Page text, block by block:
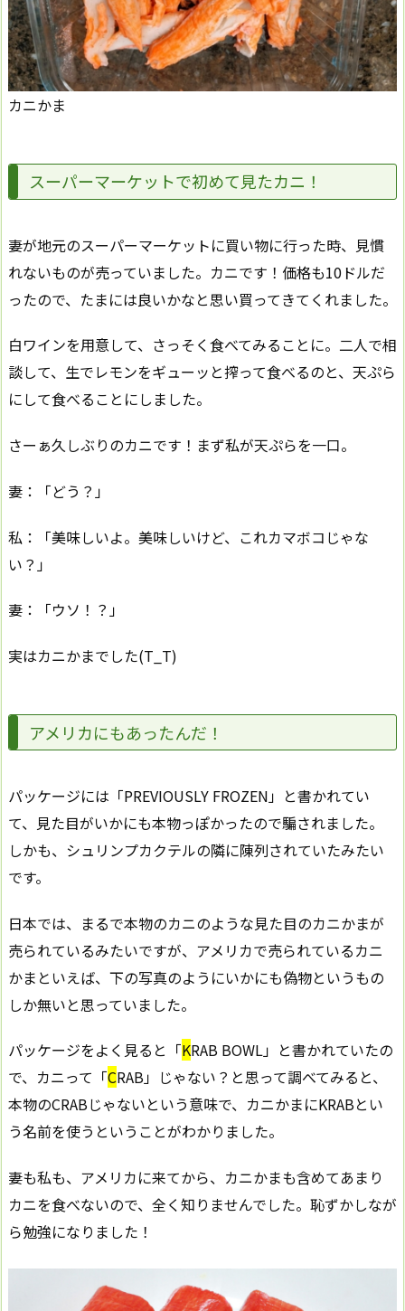
カニかま
スーパーマーケットで初めて見たカニ！
妻が地元のスーパーマーケットに買い物に行った時、見慣
れないものが売っていました。カニです！価格も10ドルだ
ったので、たまには良いかなと思い買ってきてくれました。
白ワインを用意して、さっそく食べてみることに。二人で相
談して、生でレモンをギューッと搾って食べるのと、天ぷら
にして食べることにしました。
さーぁ久しぶりのカニです！まず私が天ぷらを一口。
妻：「どう？」
私：「美味しいよ。美味しいけど、これカマボコじゃな
い？」
妻：「ウソ！？」
実はカニかまでした(T_T)
アメリカにもあったんだ！
パッケージには「PREVIOUSLY FROZEN」と書かれてい
て、見た目がいかにも本物っぽかったので騙されました。
しかも、シュリンプカクテルの隣に陳列されていたみたい
です。
日本では、まるで本物のカニのような見た目のカニかまが
売られているみたいですが、アメリカで売られているカニ
かまといえば、下の写真のようにいかにも偽物というもの
しか無いと思っていました。
パッケージをよく見ると「KRAB BOWL」と書かれていたの
で、カニって「CRAB」じゃない？と思って調べてみると、
本物のCRABじゃないという意味で、カニかまにKRABとい
う名前を使うということがわかりました。
妻も私も、アメリカに来てから、カニかまも含めてあまり
カニを食べないので、全く知りませんでした。恥ずかしなが
ら勉強になりました！